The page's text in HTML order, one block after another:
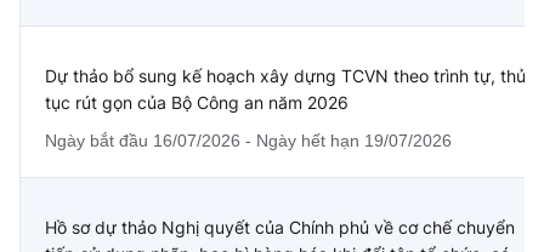
Dự thảo bổ sung kế hoạch xây dựng TCVN theo trình tự, thủ
tục rút gọn của Bộ Công an năm 2026
Ngày bắt đầu 16/07/2026 - Ngày hết hạn 19/07/2026
Hồ sơ dự thảo Nghị quyết của Chính phủ về cơ chế chuyển